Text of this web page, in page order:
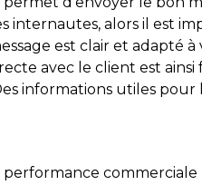
internautes, alors il est
est clair et adapté
avec le client est
informations utiles pour
performance commerciale